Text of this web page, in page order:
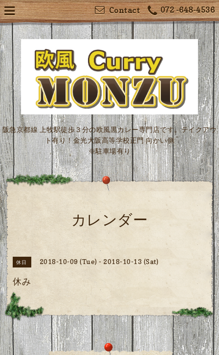
072 -648-4536
Contact
阪急京都線 上牧駅徒歩３分の欧風黒カレー専門店です。テイクアウ
ト有り！金光大阪高等学校正門 向かい側
※駐車場有り
カレンダー
休日 2018-10-09 (Tue) - 2018-10-13 (Sat)
休み